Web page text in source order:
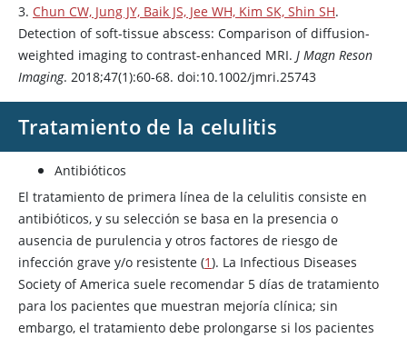
3. Chun CW, Jung JY, Baik JS, Jee WH, Kim SK, Shin SH.
Detection of soft-tissue abscess: Comparison of diffusion-
weighted imaging to contrast-enhanced MRI. J Magn Reson
Imaging. 2018;47(1):60-68. doi:10.1002/jmri.25743
Tratamiento de la celulitis
Antibióticos
El tratamiento de primera línea de la celulitis consiste en
antibióticos, y su selección se basa en la presencia o
ausencia de purulencia y otros factores de riesgo de
infección grave y/o resistente (1). La Infectious Diseases
Society of America suele recomendar 5 días de tratamiento
para los pacientes que muestran mejoría clínica; sin
embargo, el tratamiento debe prolongarse si los pacientes